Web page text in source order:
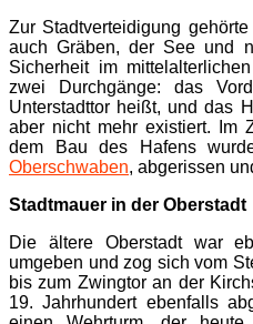
Zur Stadtverteidigung
auch Gräben, der See und
Sicherheit im
zwei Durchgänge: das
Unterstadttor heißt, und das
aber nicht mehr existiert. Im
dem Bau des Hafens
Oberschwaben, abgerissen
Stadtmauer in der Oberstadt
Die ältere Oberstadt war
umgeben und zog sich vom
bis zum Zwingtor an der
19. Jahrhundert ebenfalls